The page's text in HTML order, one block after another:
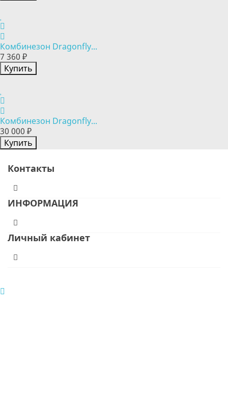
Комбинезон Dragonfly...
7 360 ₽
Купить
Комбинезон Dragonfly...
30 000 ₽
Купить
Контакты
ИНФОРМАЦИЯ
Личный кабинет